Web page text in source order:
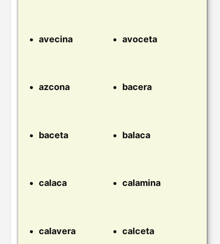
avecina avoceta
azcona bacera
baceta balaca
calaca calamina
calavera calceta